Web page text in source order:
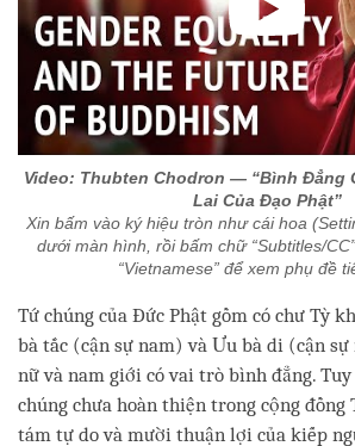
Video: Thubten Chodron — “Bình Đẳng
Lai Của Đạo Phật”
Xin bấm vào ký hiệu tròn như cái hoa
dưới màn hình, rồi bấm chữ “Subtitles/
“Vietnamese” để xem phụ đề
Tứ chúng của Đức Phật gồm có chư Tỳ
bà tắc (cận sự nam) và Ưu bà di (cận
nữ và nam giới có vai trò bình đẳng.
chúng chưa hoàn thiện trong cộng đồng
tám tự do và mười thuận lợi của kiếp